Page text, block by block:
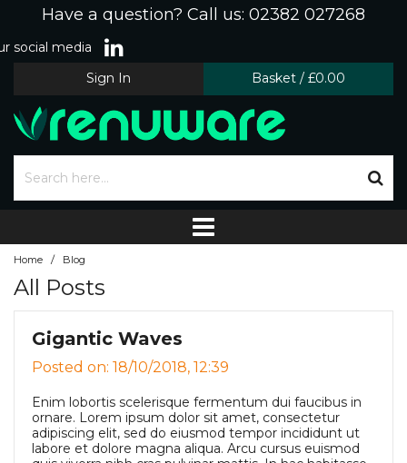
Have a question? Call us: 02382 027268
social media
Sign In
Basket / £0.00
Home / Blog
All Posts
Gigantic Waves
Posted on: 18/10/2018, 12:39
Enim lobortis scelerisque fermentum dui faucibus in
ornare. Lorem ipsum dolor sit amet, consectetur
adipiscing elit, sed do eiusmod tempor incididunt ut
labore et dolore magna aliqua. Arcu cursus euismod